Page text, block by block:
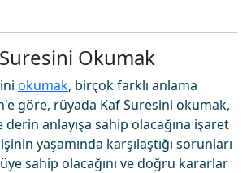
Okumak
okumak, birçok farklı anlama
göre, rüyada Kaf Suresini okumak,
anlayışa sahip olacağına işaret
yaşamında karşılaştığı sorunları
sahip olacağını ve doğru kararlar